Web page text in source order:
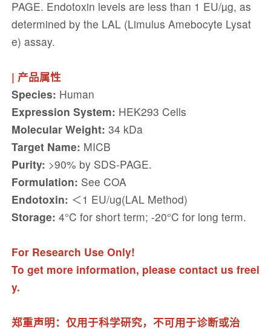
PAGE. Endotoxin levels are less than 1 EU/µg, as
determined by the LAL (Limulus Amebocyte Lysat
e) assay.
| 产品属性
Species: Human
Expression System: HEK293 Cells
Molecular Weight: 34 kDa
Target Name: MICB
Purity: >90% by SDS-PAGE.
Formulation: See COA
Endotoxin: ＜1 EU/ug(LAL Method)
Storage: 4°C for short term; -20°C for long term.
For Research Use Only!
To get more information, please contact us freel
y.
郑重声明：仅用于科学研究，不可用于诊断或治